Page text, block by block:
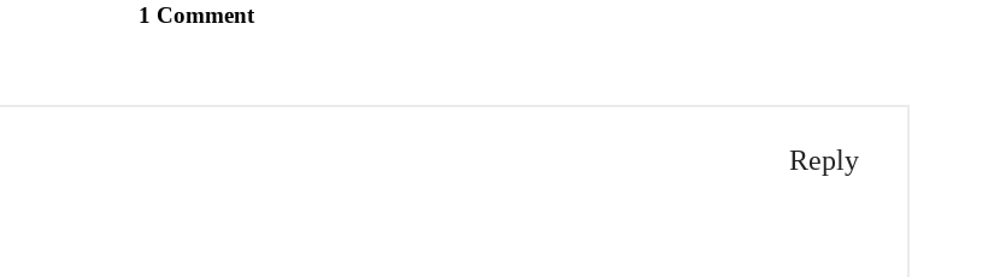
1 Comment
Reply